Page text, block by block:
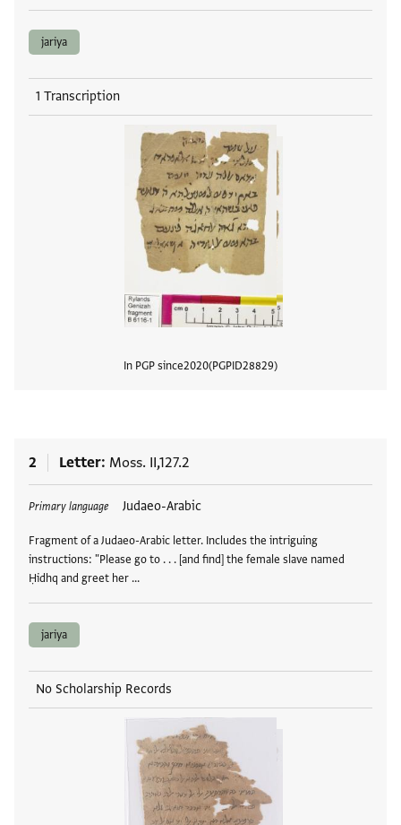
jariya
1 Transcription
In PGP since2020 PGPID28829
2 Letter Moss. II,127.2
Primary language Judaeo-Arabic
Fragment of a Judaeo-Arabic letter. Includes the intriguing
instructions: "Please go to . . . [and find] the female slave named
Ḥidhq and greet her …
Tags
jariya
No Scholarship Records